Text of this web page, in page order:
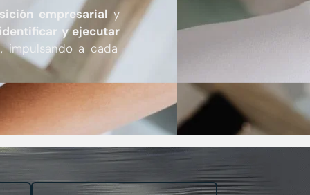
empresarialy
y ejecutar
impulsando a cada